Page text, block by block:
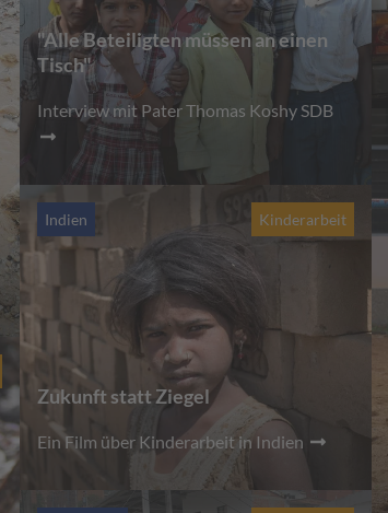
"Alle Beteiligten müssen an einen
Tisch"
Interview mit Pater Thomas Koshy SDB
Indien Kinderarbeit
Zukunft statt Ziegel
Ein Film über Kinderarbeit in Indien